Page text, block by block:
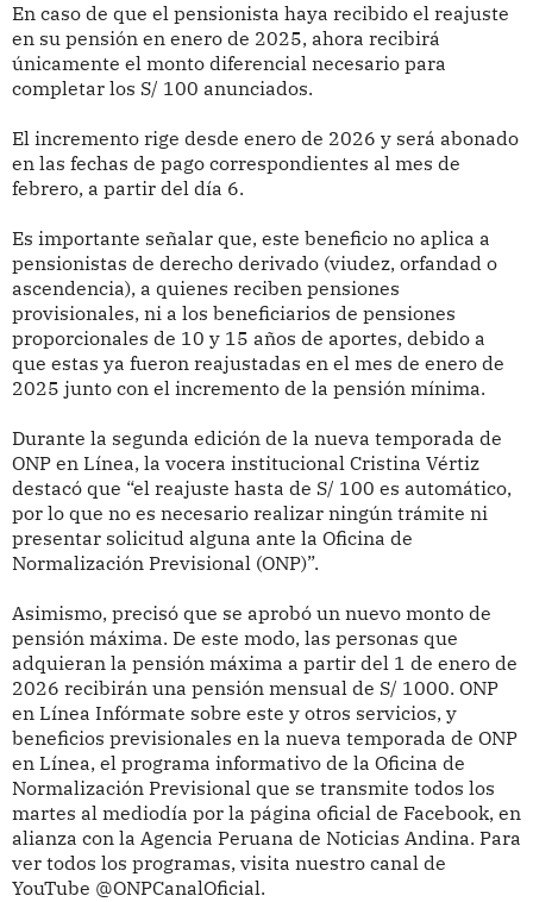
En caso de que el pensionista haya recibido el reajuste
en su pensión en enero de 2025, ahora recibirá
únicamente el monto diferencial necesario para
completar los S/ 100 anunciados.
El incremento rige desde enero de 2026 y será abonado
en las fechas de pago correspondientes al mes de
febrero, a partir del día 6.
Es importante señalar que, este beneficio no aplica a
pensionistas de derecho derivado (viudez, orfandad o
ascendencia), a quienes reciben pensiones
provisionales, ni a los beneficiarios de pensiones
proporcionales de 10 y 15 años de aportes, debido a
que estas ya fueron reajustadas en el mes de enero de
2025 junto con el incremento de la pensión mínima.
Durante la segunda edición de la nueva temporada de
ONP en Línea, la vocera institucional Cristina Vértiz
destacó que “el reajuste hasta de S/ 100 es automático,
por lo que no es necesario realizar ningún trámite ni
presentar solicitud alguna ante la Oficina de
Normalización Previsional (ONP)”.
Asimismo, precisó que se aprobó un nuevo monto de
pensión máxima. De este modo, las personas que
adquieran la pensión máxima a partir del 1 de enero de
2026 recibirán una pensión mensual de S/ 1000. ONP
en Línea Infórmate sobre este y otros servicios, y
beneficios previsionales en la nueva temporada de ONP
en Línea, el programa informativo de la Oficina de
Normalización Previsional que se transmite todos los
martes al mediodía por la página oficial de Facebook, en
alianza con la Agencia Peruana de Noticias Andina. Para
ver todos los programas, visita nuestro canal de
YouTube @ONPCanalOficial.